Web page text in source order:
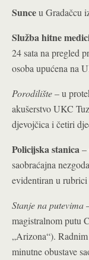
Sunceu Gradačcu
Služba hitne
24 sata na pregled
osoba upućena na
Porodilište– u
akušerstvo UKC
djevojčica i četiri
Policijska stanica–
saobraćajna
evidentiran u
Stanje na putevima
magistralnom putu
„Arizona“).
minutne obustave